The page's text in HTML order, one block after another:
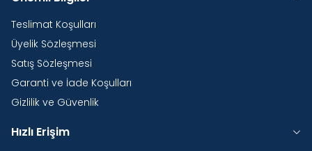
Teslimat Koşulları
Üyelik Sözleşmesi
Satış Sözleşmesi
Garanti ve İade Koşulları
Gizlilik ve Güvenlik
Hızlı Erişim